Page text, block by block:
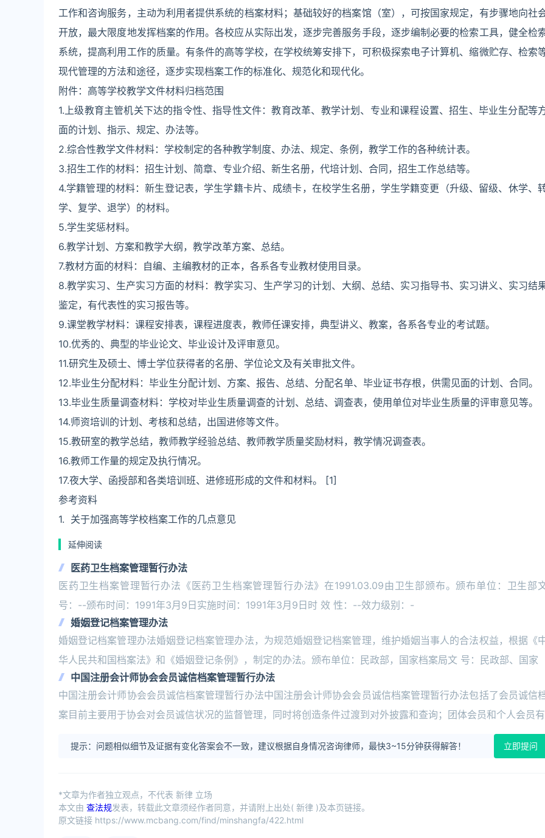
工作和咨询服务，主动为利用者提供系统的档案材料；基础较好的档案馆（室），可按国家规定，有步骤地向社
开放，最大限度地发挥档案的作用。各校应从实际出发，逐步完善服务手段，逐步编制必要的检索工具，健全检
系统，提高利用工作的质量。有条件的高等学校，在学校统筹安排下，可积极探索电子计算机、缩微贮存、检索
现代管理的方法和途径，逐步实现档案工作的标准化、规范化和现代化。
附件：高等学校教学文件材料归档范围
1.上级教育主管机关下达的指令性、指导性文件：教育改革、教学计划、专业和课程设置、招生、毕业生分配等
面的计划、指示、规定、办法等。
2.综合性教学文件材料：学校制定的各种教学制度、办法、规定、条例，教学工作的各种统计表。
3.招生工作的材料：招生计划、简章、专业介绍、新生名册，代培计划、合同，招生工作总结等。
4.学籍管理的材料：新生登记表，学生学籍卡片、成绩卡，在校学生名册，学生学籍变更（升级、留级、休学、
学、复学、退学）的材料。
5.学生奖惩材料。
6.教学计划、方案和教学大纲，教学改革方案、总结。
7.教材方面的材料：自编、主编教材的正本，各系各专业教材使用目录。
8.教学实习、生产实习方面的材料：教学实习、生产学习的计划、大纲、总结、实习指导书、实习讲义、实习结
鉴定，有代表性的实习报告等。
9.课堂教学材料：课程安排表，课程进度表，教师任课安排，典型讲义、教案，各系各专业的考试题。
10.优秀的、典型的毕业论文、毕业设计及评审意见。
11.研究生及硕士、博士学位获得者的名册、学位论文及有关审批文件。
12.毕业生分配材料：毕业生分配计划、方案、报告、总结、分配名单、毕业证书存根，供需见面的计划、合同。
13.毕业生质量调查材料：学校对毕业生质量调查的计划、总结、调查表，使用单位对毕业生质量的评审意见等。
14.师资培训的计划、考核和总结，出国进修等文件。
15.教研室的教学总结，教师教学经验总结、教师教学质量奖励材料，教学情况调查表。
16.教师工作量的规定及执行情况。
17.夜大学、函授部和各类培训班、进修班形成的文件和材料。 [1]
参考资料
1. 关于加强高等学校档案工作的几点意见
延伸阅读
医药卫生档案管理暂行办法
医药卫生档案管理暂行办法《医药卫生档案管理暂行办法》在1991.03.09由卫生部颁布。颁布单位：卫生部
号：--颁布时间：1991年3月9日实施时间：1991年3月9日时 效 性：--效力级别：-
婚姻登记档案管理办法
婚姻登记档案管理办法婚姻登记档案管理办法，为规范婚姻登记档案管理，维护婚姻当事人的合法权益，根据《
华人民共和国档案法》和《婚姻登记条例》，制定的办法。颁布单位：民政部，国家档案局文 号：民政部、国家
中国注册会计师协会会员诚信档案管理暂行办法
中国注册会计师协会会员诚信档案管理暂行办法中国注册会计师协会会员诚信档案管理暂行办法包括了会员诚信
案目前主要用于协会对会员诚信状况的监督管理，同时将创造条件过渡到对外披露和查询；团体会员和个人会员有
提示：问题相似细节及证据有变化答案会不一致，建议根据自身情况咨询律师，最快3~15分钟获得解答！ 立即提问
*文章为作者独立观点，不代表 新律 立场
本文由 查法规发表，转载此文章须经作者同意，并请附上出处( 新律 )及本页链接。
原文链接 https://www.mcbang.com/find/minshangfa/422.html